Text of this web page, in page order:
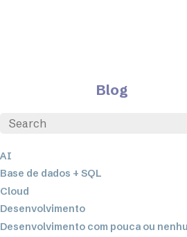
Blog
AI
Base de dados + SQL
Cloud
Desenvolvimento
Desenvolvimento com pouca ou